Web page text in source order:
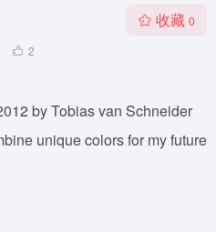
2
收藏 0
by Tobias van Schneider
unique colors for my future